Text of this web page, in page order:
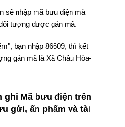
sẽ nhập mã bưu điện mà
tượng được gán mã.
bạn nhập 86609, thì kết
gán mã là Xã Châu Hòa-
ghi Mã bưu điện trên
gửi, ấn phẩm và tài